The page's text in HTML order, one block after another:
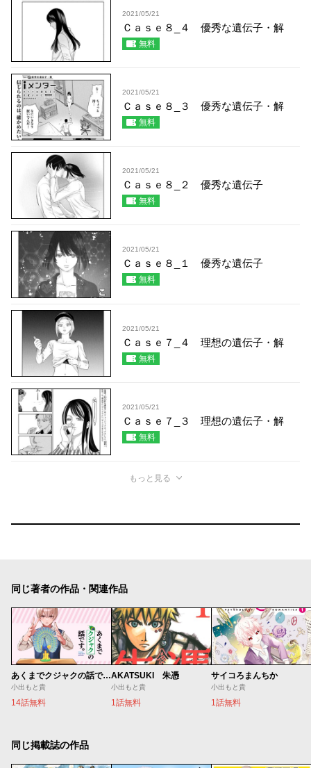
2021/05/21
Ｃａｓｅ８_４ 優秀な遺伝子・解
無料
2021/05/21
Ｃａｓｅ８_３ 優秀な遺伝子・解
無料
2021/05/21
Ｃａｓｅ８_２ 優秀な遺伝子
無料
2021/05/21
Ｃａｓｅ８_１ 優秀な遺伝子
無料
2021/05/21
Ｃａｓｅ７_４ 理想の遺伝子・解
無料
2021/05/21
Ｃａｓｅ７_３ 理想の遺伝子・解
無料
もっと見る
同じ著者の作品・関連作品
あくまでクジャクの話です。
小出もと貴
14話無料
AKATSUKI 朱憑
小出もと貴
1話無料
サイコろまんちか
小出もと貴
1話無料
同じ掲載誌の作品